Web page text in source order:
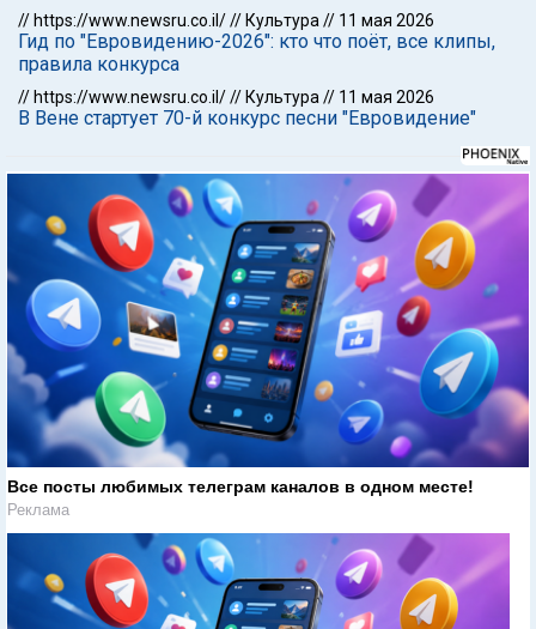
// https://www.newsru.co.il/// Культура // 11 мая 2026
Гид по "Евровидению-2026": кто что поёт, все клипы,
правила конкурса
// https://www.newsru.co.il/// Культура // 11 мая 2026
В Вене стартует 70-й конкурс песни "Евровидение"
Все посты любимых телеграм каналов в одном месте!
Реклама